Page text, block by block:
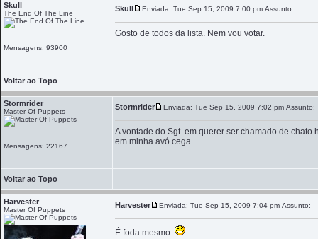
Skull
The End Of The Line
Mensagens: 93900
Skull Enviada: Tue Sep 15, 2009 7:00 pm Assunto:
Gosto de todos da lista. Nem vou votar.
Voltar ao Topo
Stormrider
Master Of Puppets
Mensagens: 22167
Stormrider Enviada: Tue Sep 15, 2009 7:02 pm Assunto:
A vontade do Sgt. em querer ser chamado de
em minha avó cega
Voltar ao Topo
Harvester
Master Of Puppets
Harvester Enviada: Tue Sep 15, 2009 7:04 pm Assunto:
É foda mesmo.